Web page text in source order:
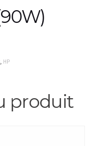
, HP
produit